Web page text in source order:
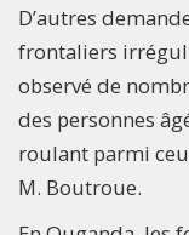
D’autres
frontaliers
observé de
des personnes
roulant parmi
M. Boutroue.